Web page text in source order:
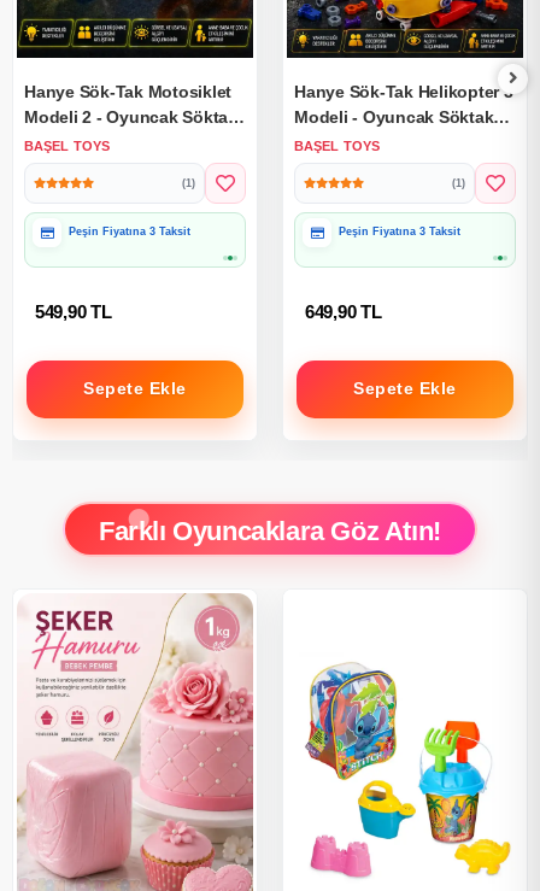
Hanye Sök-Tak Motosiklet
Modeli 2 - Oyuncak Söktak
Motorsiklet Modeli - Lego
Setleri
BAŞEL TOYS
(1)
Hediye Paketine Uygun
549,90 TL
Sepete Ekle
Hanye Sök-Tak Helikopter 3
Modeli - Oyuncak Söktak
Helikopter Modeli - Lego
Setleri
BAŞEL TOYS
(1)
Hediye Paketine Uygun
649,90 TL
Sepete Ekle
Farklı Oyuncaklara Göz Atın!